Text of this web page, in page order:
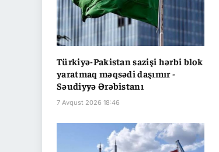
Türkiyə-Pakistan sazişi hərbi blok
yaratmaq məqsədi daşımır -
Səudiyyə Ərəbistanı
7 Avqust 2026 18:46